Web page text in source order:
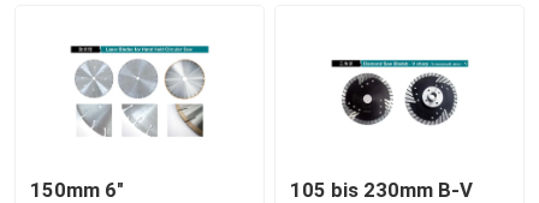
150mm 6"
105 bis 230mm B-V